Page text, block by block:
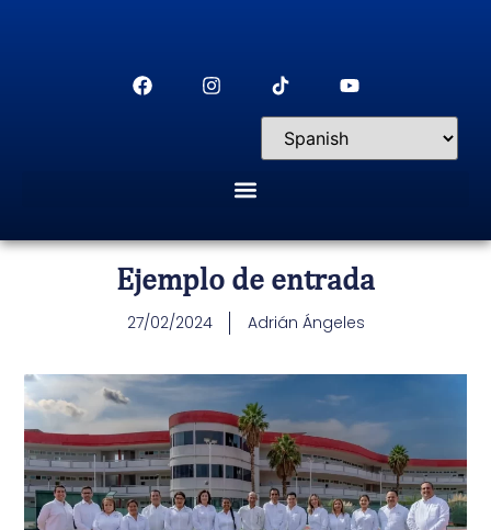
Ejemplo de entrada
27/02/2024 Adrián Ángeles